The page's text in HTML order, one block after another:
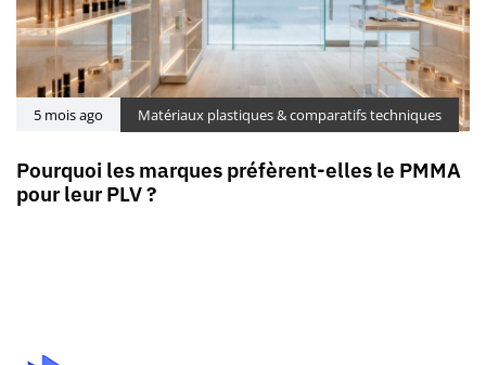
5 mois ago Matériaux plastiques & comparatifs techniques
Pourquoi les marques préfèrent-elles le PMMA
pour leur PLV ?